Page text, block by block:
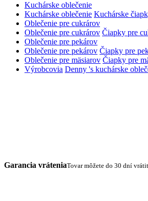
Kuchárske oblečenie
Kuchárske oblečenie Kuchárske
Oblečenie pre cukrárov
Oblečenie pre cukrárov Čiapky pre
Oblečenie pre pekárov
Oblečenie pre pekárov Čiapky pre
Oblečenie pre mäsiarov Čiapky pre
Výrobcovia Denny 's kuchárske
Garancia vráteniaTovar môžete do 30 dní